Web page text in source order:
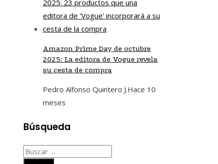
Amazon Prime Day de octubre
2025: La editora de Vogue revela
su cesta de compra
Pedro Alfonso Quintero J.Hace 10
meses
Búsqueda
Buscar: